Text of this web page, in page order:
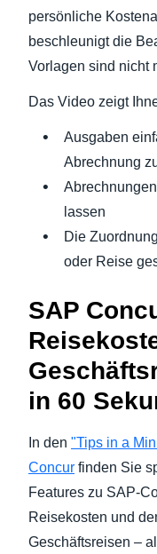
persönliche
beschleunigt die
Vorlagen sind nicht
Das Video zeigt
Ausgaben
Abrechnung
lassen
Die
oder Reise
SAP
in 60
In den "Tips in a
Concur finden Sie
Features zu SAP-
Reisekosten und
Geschäftsreisen –